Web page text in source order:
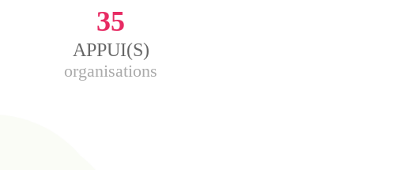
35
APPUI(S)
organisations